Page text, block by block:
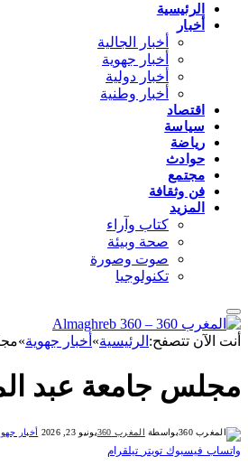
الرئيسية
أخبار
أخبار الجالية
أخبار جهوية
أخبار دولية
أخبار وطنية
اقتصاد
سياسة
رياضة
حوادث
مجتمع
فن وثقافة
المزيد
كتاب وآراء
صحة وبيئة
صوت وصورة
تكنولوجيا
أنت الآن تتصفح: الرئيسية» أخبار جهوية»
مجلس جامعة عبد
بواسطة المغرب 360 يونيو 23, 2026 أخبار
واتساب فيسبوك تويتر تيلقرام